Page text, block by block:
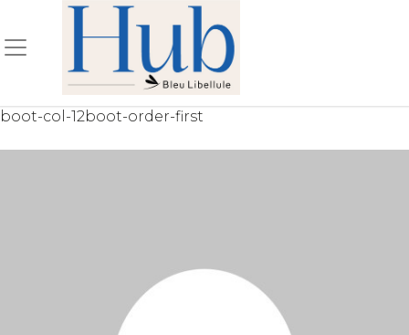
content
boot-col-12boot-order-first